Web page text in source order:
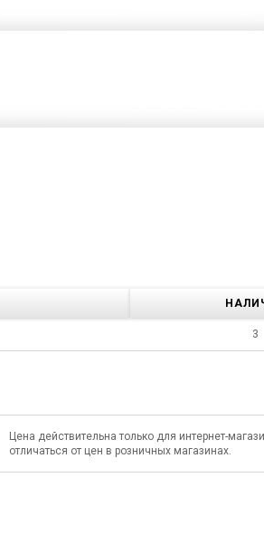
3
Цена действительна только для интернет-
отличаться от цен в розничных магазинах.